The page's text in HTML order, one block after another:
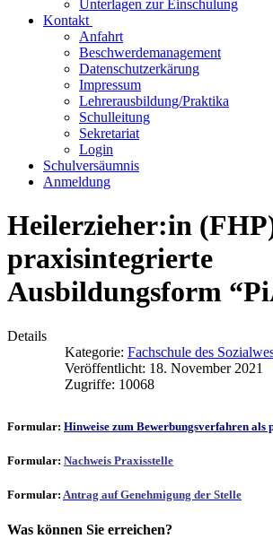
Unterlagen zur Einschulung
Kontakt
Anfahrt
Beschwerdemanagement
Datenschutzerkärung
Impressum
Lehrerausbildung/Praktika
Schulleitung
Sekretariat
Login
Schulversäumnis
Anmeldung
Heilerzieher:in
praxisintegrierte
Ausbildungsform
Details
Kategorie: Fachschule des
Veröffentlicht: 18. November 2021
Zugriffe: 10068
Formular: Hinweise zum Bewerbungsverfahren als
Formular: Nachweis Praxisstelle
Formular: Antrag auf Genehmigung der Stelle
Was können Sie erreichen?